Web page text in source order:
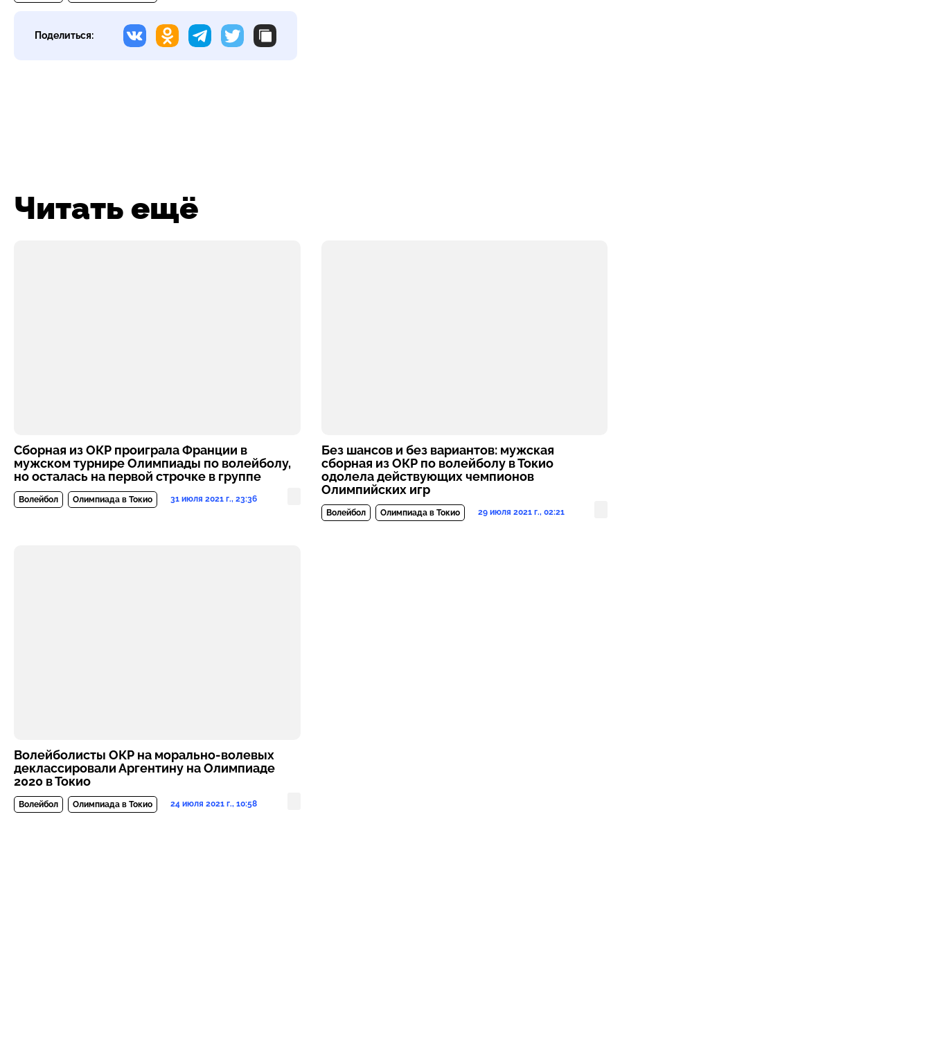
Поделиться:
Читать ещё
Сборная из ОКР проиграла Франции в
мужском турнире Олимпиады по волейболу,
но осталась на первой строчке в группе
Волейбол Олимпиада в Токио 31 июля 2021 г., 23:36
Без шансов и без вариантов: мужская
сборная из ОКР по волейболу в Токио
одолела действующих чемпионов
Олимпийских игр
Волейбол Олимпиада в Токио 29 июля 2021 г., 02:21
Волейболисты ОКР на морально-волевых
деклассировали Аргентину на Олимпиаде
2020 в Токио
Волейбол Олимпиада в Токио 24 июля 2021 г., 10:58